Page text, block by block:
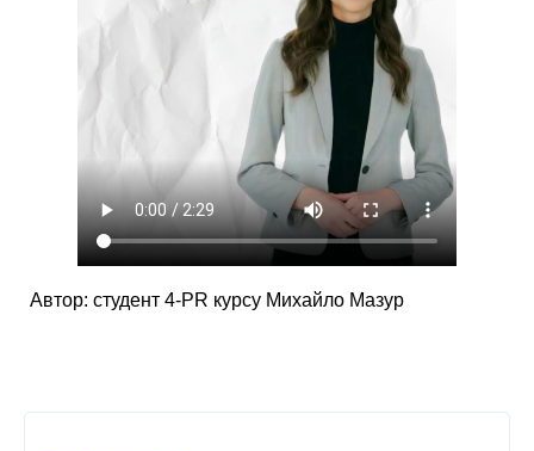
Автор: студент 4-PR курсу Михайло Мазур